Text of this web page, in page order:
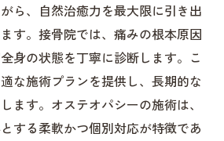
ら、自然治癒力を最大限に引き出
す。接骨院では、痛みの根本原因
身の状態を丁寧に診断します。こ
な施術プランを提供し、長期的な
ます。オステオパシーの施術は、
する柔軟かつ個別対応が特徴であ